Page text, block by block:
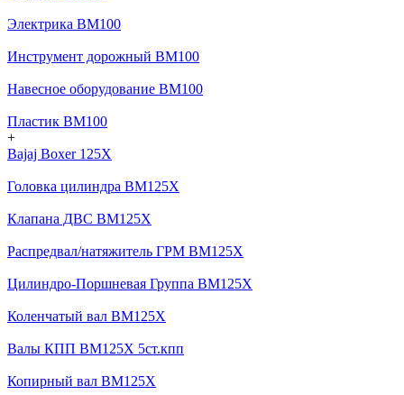
Электрика BM100
Инструмент дорожный BM100
Навесное оборудование BM100
Пластик BM100
+
Bajaj Boxer 125X
Головка цилиндра BM125X
Клапана ДВС BM125X
Распредвал/натяжитель ГРМ BM125X
Цилиндро-Поршневая Группа BM125X
Коленчатый вал BM125X
Валы КПП BM125X 5ст.кпп
Копирный вал BM125X